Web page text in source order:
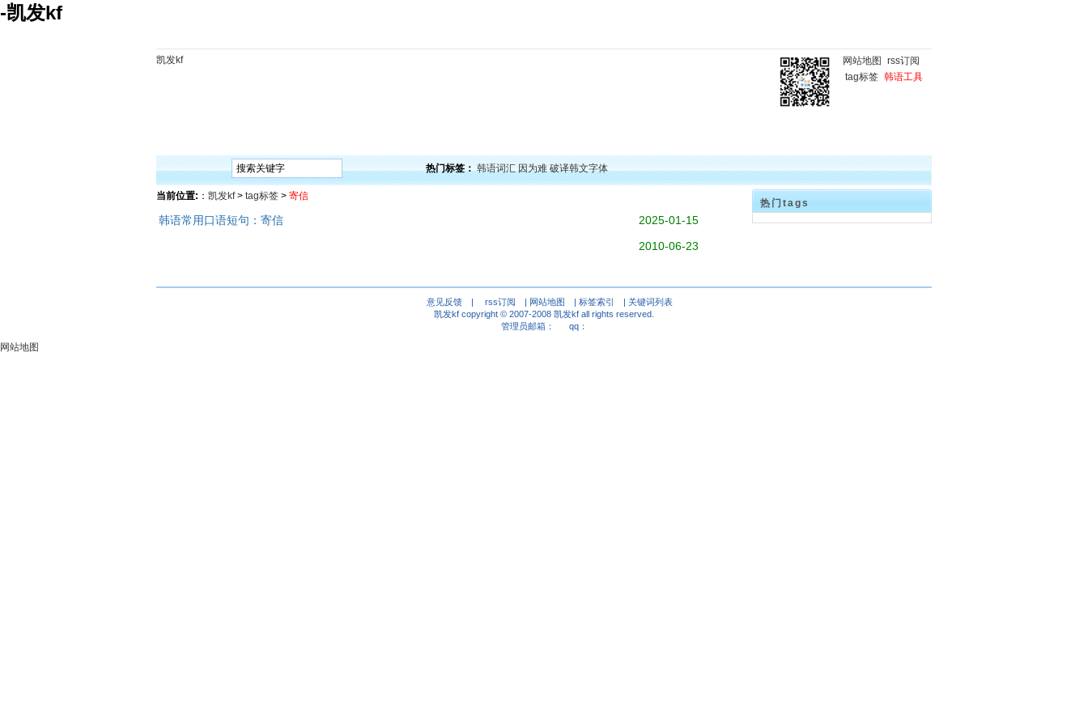
-凯发kf
凯发kf 网站地图
rss订阅
tag标签 韩语工具
热门标签： 韩语词汇 因为难 破译韩文字体
当前位置: ： 凯发kf> tag标签 > 寄信
韩语常用口语短句：寄信
2025-01-15
2010-06-23
热门tags
意见反馈 | rss订阅 | 网站地图 | 标签索引 | 关键词列表
凯发kf copyright © 2007-2008 凯发kf all rights reserved.
管理员邮箱： qq：
网站地图